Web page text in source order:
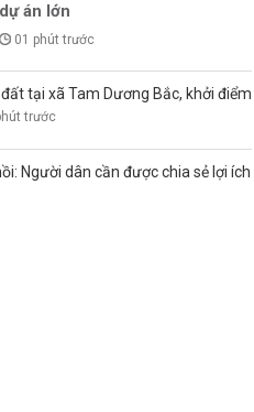
dự án lớn
01 phút trước
tại xã Tam Dương Bắc, khởi điểm
trước
Người dân cần được chia sẻ lợi ích